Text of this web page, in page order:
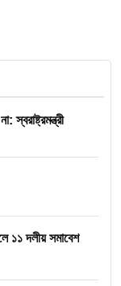
স্বরাষ্ট্রমন্ত্রী
১১ দলীয় সমাবেশ